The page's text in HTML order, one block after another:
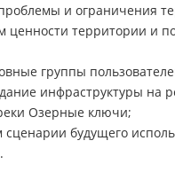
и ограничения
ценности территории и
группы
инфраструктуры на
Озерные ключи;
будущего